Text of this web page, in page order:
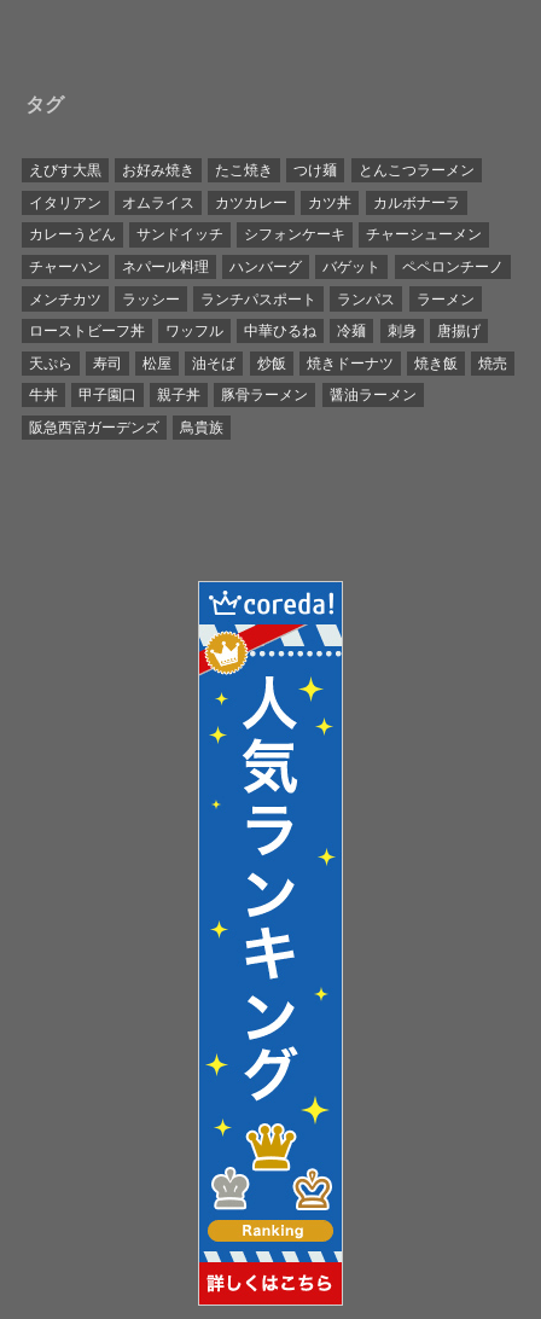
タグ
えびす大黒 お好み焼き たこ焼き つけ麺
とんこつラーメン
イタリアン
オムライス カツカレー カツ丼
カルボナーラ
カレーうどん
サンドイッチ シフォンケーキ
チャーシューメン
チャーハン
ネパール料理 ハンバーグ バゲット
ペペロンチーノ
メンチカツ
ラッシー ランチパスポート ランパス
ラーメン
ローストビーフ丼
ワッフル 中華ひるね 冷麺 刺身
唐揚げ
天ぷら
寿司 松屋 油そば 炒飯 焼きドーナツ 焼き飯
焼売
牛丼
甲子園口 親子丼 豚骨ラーメン
醤油ラーメン
阪急西宮ガーデンズ
鳥貴族